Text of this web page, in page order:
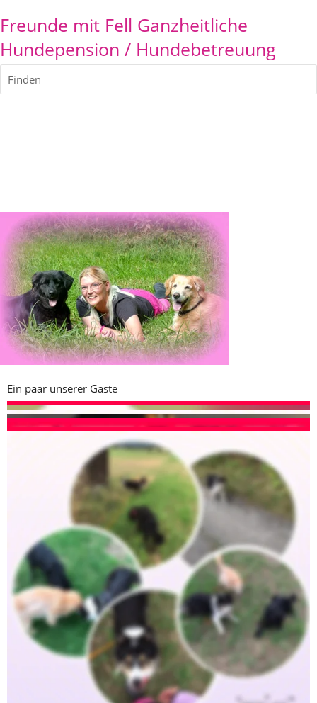
Freunde mit Fell Ganzheitliche
Hundepension / Hundebetreuung
Finden
Ein paar unserer Gäste